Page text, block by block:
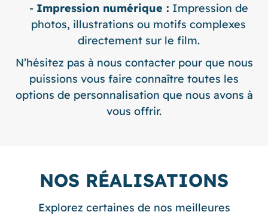
Impression numérique : Impression de
photos, illustrations ou motifs complexes
directement sur le film.
N’hésitez pas à nous contacter pour que nous
puissions vous faire connaître toutes les
options de personnalisation que nous avons à
vous offrir.
NOS RÉALISATIONS
Explorez certaines de nos meilleures